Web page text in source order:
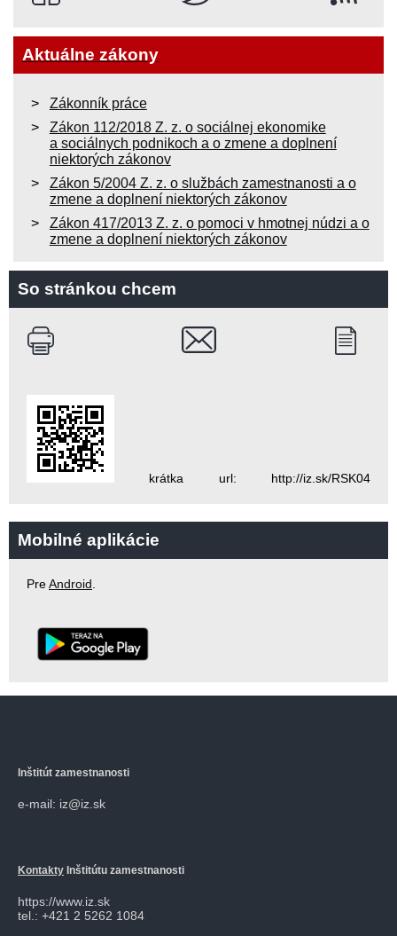
Aktuálne zákony
Zákonník práce
Zákon 112/2018 Z. z. o sociálnej ekonomike
a sociálnych podnikoch a o zmene a doplnení
niektorých zákonov
Zákon 5/2004 Z. z. o službách zamestnanosti a o
zmene a doplnení niektorých zákonov
Zákon 417/2013 Z. z. o pomoci v hmotnej núdzi a o
zmene a doplnení niektorých zákonov
So stránkou chcem
krátka url: http://iz.sk/RSK04
Mobilné aplikácie
PreAndroid
Inštitút zamestnanosti
e-mail: iz@iz.sk
Kontakty Inštitútu zamestnanosti
https://www.iz.sk
tel.: +421 2 5262 1084